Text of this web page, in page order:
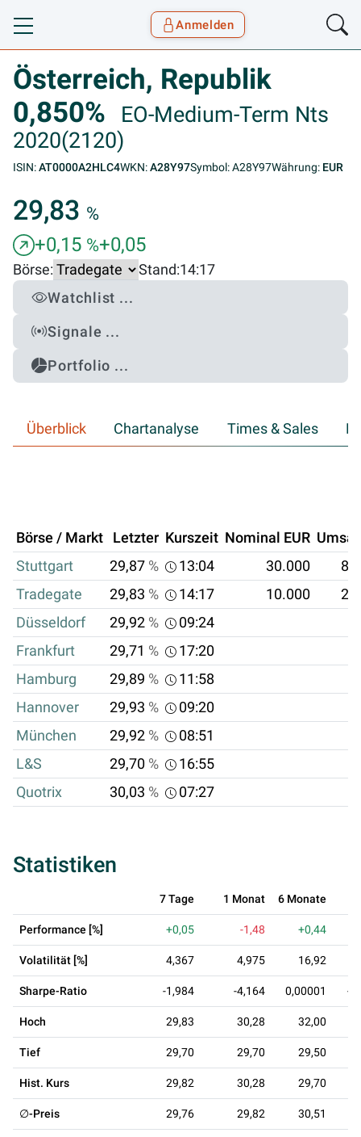
Toggle navigation
Anmelden
Österreich, Republik
0,850%
EO-Medium-Term Nts
2020(2120)
ISIN:AT0000A2HLC4WKN:A28Y97Symbol: A28Y97Währung: EUR
29,83 %
+0,15 %+0,05
Börse: Stand:14:17
Watchlist ...
Signale ...
Portfolio ...
Überblick Chartanalyse Times & Sales
Börse / Markt Letzter Kurszeit Nominal EUR
Stuttgart
29,87 % 13:04 30.000
Tradegate
29,83 % 14:17 10.000
Düsseldorf
29,92 %
09:24
Frankfurt
29,71 %
17:20
Hamburg
29,89 %
11:58
Hannover
29,93 %
09:20
München
29,92 %
08:51
L&S
29,70 %
16:55
Quotrix
30,03 % 07:27
Statistiken
7 Tage 1 Monat 6 Monate
Performance [%] +0,05 -1,48 +0,44
Volatilität [%] 4,367 4,975 16,92
Sharpe-Ratio -1,984 -4,164 0,00001 -
Hoch 29,83 30,28 32,00
Tief 29,70 29,70 29,50
Hist. Kurs 29,82 30,28 29,70
∅-Preis 29,76 29,82 30,51